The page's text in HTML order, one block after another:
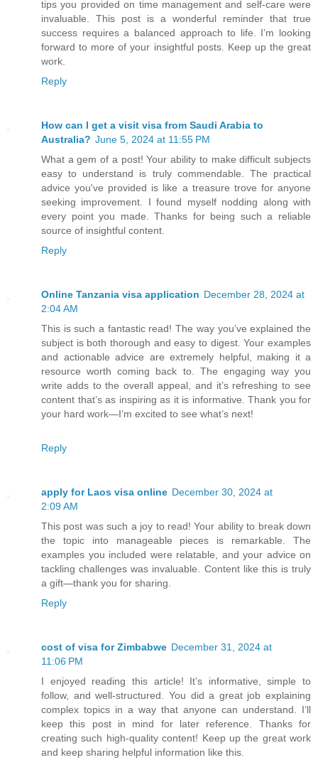
tips you provided on time management and self-care were
invaluable. This post is a wonderful reminder that true
success requires a balanced approach to life. I’m looking
forward to more of your insightful posts. Keep up the great
work.
Reply
How can I get a visit visa from Saudi Arabia to
Australia? June 5, 2024 at 11:55 PM
What a gem of a post! Your ability to make difficult subjects
easy to understand is truly commendable. The practical
advice you've provided is like a treasure trove for anyone
seeking improvement. I found myself nodding along with
every point you made. Thanks for being such a reliable
source of insightful content.
Reply
Online Tanzania visa application December 28, 2024 at
2:04 AM
This is such a fantastic read! The way you’ve explained the
subject is both thorough and easy to digest. Your examples
and actionable advice are extremely helpful, making it a
resource worth coming back to. The engaging way you
write adds to the overall appeal, and it’s refreshing to see
content that’s as inspiring as it is informative. Thank you for
your hard work—I’m excited to see what’s next!
Reply
apply for Laos visa online December 30, 2024 at
2:09 AM
This post was such a joy to read! Your ability to break down
the topic into manageable pieces is remarkable. The
examples you included were relatable, and your advice on
tackling challenges was invaluable. Content like this is truly
a gift—thank you for sharing.
Reply
cost of visa for Zimbabwe December 31, 2024 at
11:06 PM
I enjoyed reading this article! It’s informative, simple to
follow, and well-structured. You did a great job explaining
complex topics in a way that anyone can understand. I’ll
keep this post in mind for later reference. Thanks for
creating such high-quality content! Keep up the great work
and keep sharing helpful information like this.